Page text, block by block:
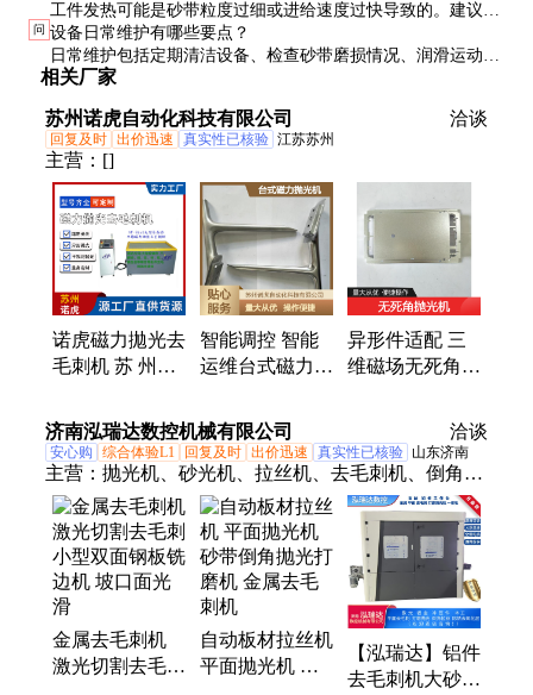
工件发热可能是砂带粒度过细或进给速度过快导致的。建议调
整砂带粒度或降低进给速度，必要时可使用冷却液降温。
问 设备日常维护有哪些要点？
日常维护包括定期清洁设备、检查砂带磨损情况、润滑运动部
件等。建议每500小时进行一次全面保养，确保设备长期稳定
相关厂家
苏州诺虎自动化科技有限公司 洽谈
回复及时 出价迅速 真实性已核验 江苏苏州
主营： []
诺虎磁力拋光去
毛刺机 苏 州产
刺 服务专业
智能调控 智能
运维台式磁力抛
广 操作简便高
效
异形件适配 三
维磁场无死角抛
线无缝对接设备
济南泓瑞达数控机械有限公司 洽谈
安心购 综合体验L1 回复及时 出价迅速 真实性已核验 山东济南
主营： 抛光机、砂光机、拉丝机、去毛刺机、倒角
机、打磨倒角机、激光去毛刺机、自动去毛刺机、砂
带机、砂带平面抛光机、金属去毛刺机、全自动倒角
抛光机、激光切割件去毛刺机、冲压件去毛刺机、去
毛刺抛光机、激光切割机、打磨抛光一体机、湿式集
尘器、去毛刺设备、全自动抛光机、不锈钢抛光机、
全自动打磨抛光机、平面拉丝机、金属砂光机
金属去毛刺机
激光切割去毛刺
自动板材拉丝机
平面抛光机 砂
【泓瑞达】铝件
去毛刺机大砂带